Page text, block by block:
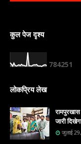
कुल पेज दृश्य
784251
लोकप्रिय लेख
जारी
जुलाई